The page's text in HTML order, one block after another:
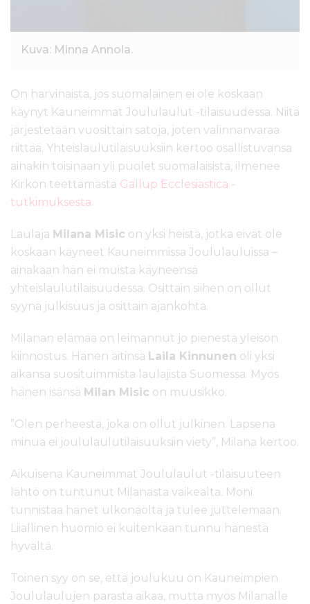
Kuva: Minna Annola.
On harvinaista, jos suomalainen ei ole koskaan
käynyt Kauneimmat Joululaulut -tilaisuudessa. Niitä
järjestetään vuosittain satoja, joten valinnanvaraa
riittää. Yhteislaulutilaisuuksiin kertoo osallistuvansa
ainakin toisinaan yli puolet suomalaisista, ilmenee
Kirkon teettämästä Gallup Ecclesiastica -
tutkimuksesta.
Laulaja Milana Misic on yksi heistä, jotka eivät ole
koskaan käyneet Kauneimmissa Joululauluissa –
ainakaan hän ei muista käyneensä
yhteislaulutilaisuudessa. Osittain siihen on ollut
syynä julkisuus ja osittain ajankohta.
Milanan elämää on leimannut jo pienestä yleisön
kiinnostus. Hänen äitinsä Laila Kinnunen oli yksi
aikansa suosituimmista laulajista Suomessa. Myös
hänen isänsä Milan Misic on muusikko.
”Olen perheestä, joka on ollut julkinen. Lapsena
minua ei joululaulutilaisuuksiin viety”, Milana kertoo.
Aikuisena Kauneimmat Joululaulut -tilaisuuteen
lähtö on tuntunut Milanasta vaikealta. Moni
tunnistaa hänet ulkonäöltä ja tulee juttelemaan.
Liiallinen huomio ei kuitenkaan tunnu hänestä
hyvältä.
Toinen syy on se, että joulukuu on Kauneimpien
Joululaulujen parasta aikaa, mutta myös Milanalle